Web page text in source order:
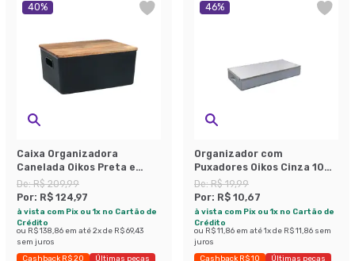
40%
Caixa Organizadora
Canelada Oikos Preta e
Acácia 16 L
De:R$ 209,99
Por: R$ 124,97
à vista com Pix ou 1x no Cartão de
Crédito
ou R$ 138,86 em até2x de R$ 69,43
sem juros
Cashback R$ 20
Últimas peças
46%
Organizador com
Puxadores Oikos Cinza 104
cm
De:R$ 19,99
Por: R$ 10,67
à vista com Pix ou 1x no Cartão de
Crédito
ou R$ 11,86 em até1x de R$ 11,86 sem
juros
Cashback R$ 10
Últimas peças